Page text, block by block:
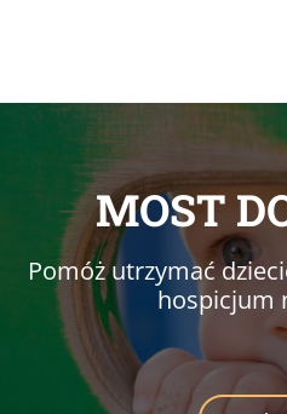
MOST
Pomóż utrzymać
hospicjum